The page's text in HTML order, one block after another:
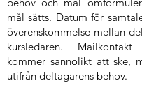
mål sätts. Datum för
överenskommelse mellan
kursledaren. Mailkontakt
kommer sannolikt att ske,
utifrån deltagarens behov.